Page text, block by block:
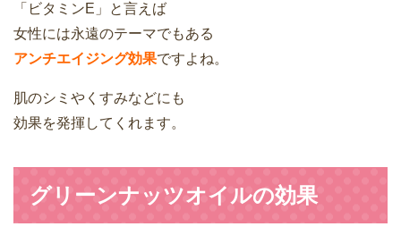
「ビタミンE」と言えば
女性には永遠のテーマでもある
アンチエイジング効果ですよね。
肌のシミやくすみなどにも
効果を発揮してくれます。
グリーンナッツオイルの効果